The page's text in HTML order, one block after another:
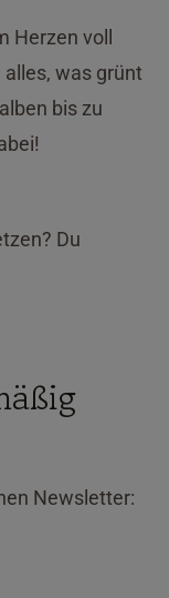
Herzen voll
was grünt
bis zu
Du
Newsletter: